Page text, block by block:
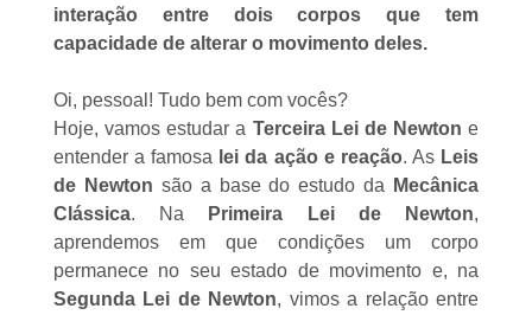
interação entre dois corpos que tem
capacidade de alterar o movimento deles.
Oi, pessoal! Tudo bem com vocês?
Hoje, vamos estudar a Terceira Lei de Newtone
entender a famosa lei da ação e reação. As Leis
de Newton são a base do estudo da
Mecânica
Clássica. Na Primeira Lei de Newton,
aprendemos em que condições um corpo
permanece no seu estado de movimento e, na
Segunda Lei de Newton, vimos a relação entre